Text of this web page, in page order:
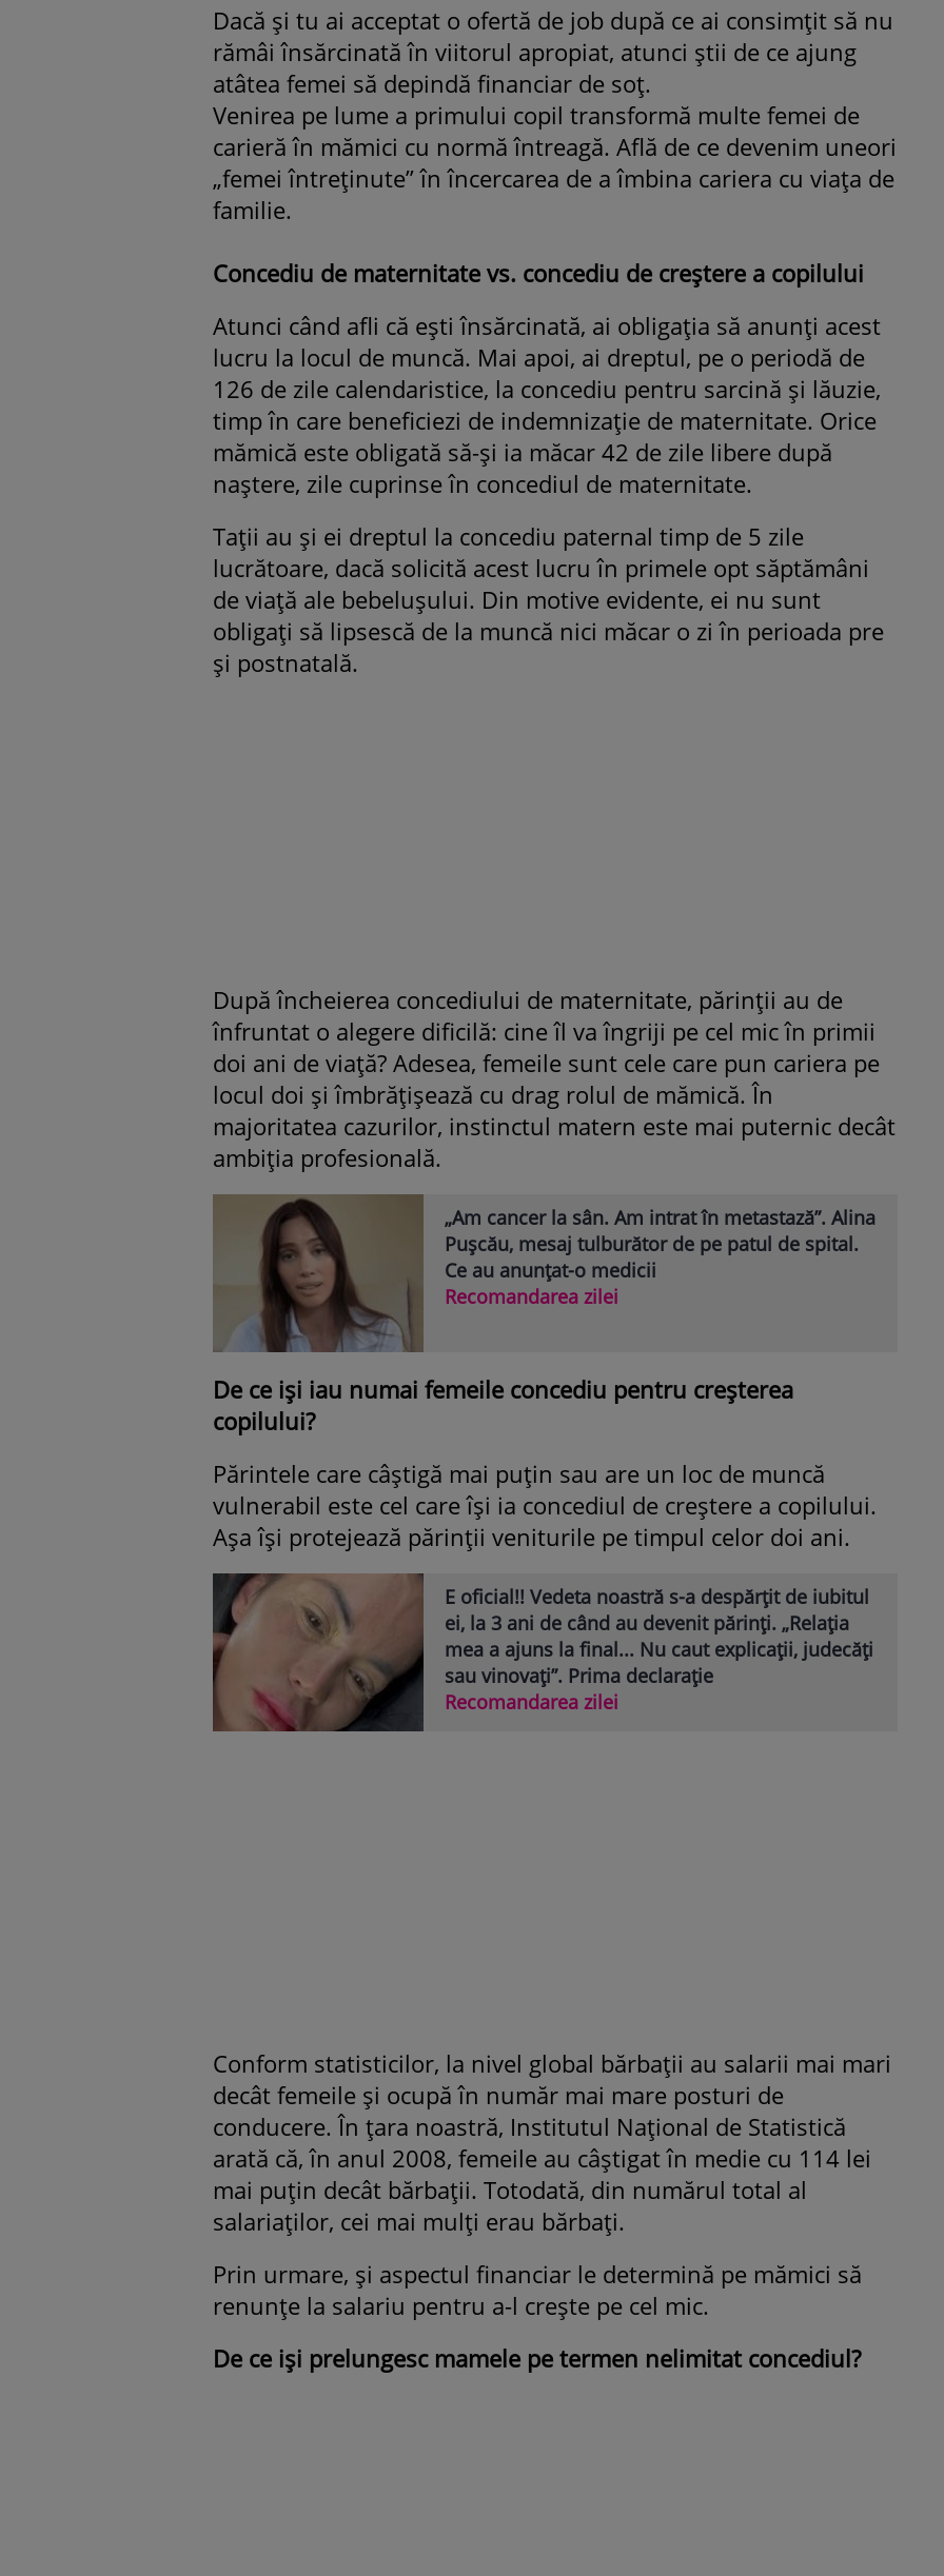
Dacă şi tu ai acceptat o ofertă de job după ce ai consimţit să nu
rămâi însărcinată în viitorul apropiat, atunci ştii de ce ajung
atâtea femei să depindă financiar de soţ.
Venirea pe lume a primului copil transformă multe femei de
carieră în mămici cu normă întreagă. Află de ce devenim uneori
„femei întreţinute” în încercarea de a îmbina cariera cu viaţa de
familie.
Concediu de maternitate vs. concediu de creştere a copilului
Atunci când afli că eşti însărcinată, ai obligaţia să anunţi acest
lucru la locul de muncă. Mai apoi, ai dreptul, pe o periodă de
126 de zile calendaristice, la concediu pentru sarcină şi lăuzie,
timp în care beneficiezi de indemnizaţie de maternitate. Orice
mămică este obligată să-şi ia măcar 42 de zile libere după
naştere, zile cuprinse în concediul de maternitate.
Taţii au şi ei dreptul la concediu paternal timp de 5 zile
lucrătoare, dacă solicită acest lucru în primele opt săptămâni
de viaţă ale bebeluşului. Din motive evidente, ei nu sunt
obligaţi să lipsescă de la muncă nici măcar o zi în perioada pre
şi postnatală.
După încheierea concediului de maternitate, părinţii au de
înfruntat o alegere dificilă: cine îl va îngriji pe cel mic în primii
doi ani de viaţă? Adesea, femeile sunt cele care pun cariera pe
locul doi şi îmbrăţişează cu drag rolul de mămică. În
majoritatea cazurilor, instinctul matern este mai puternic decât
ambiţia profesională.
„Am cancer la sân. Am intrat în metastază”. Alina
Pușcău, mesaj tulburător de pe patul de spital.
Ce au anunțat-o medicii
Recomandarea zilei
De ce işi iau numai femeile concediu pentru creşterea
copilului?
Părintele care câştigă mai puţin sau are un loc de muncă
vulnerabil este cel care îşi ia concediul de creştere a copilului.
Aşa îşi protejează părinţii veniturile pe timpul celor doi ani.
E oficial!! Vedeta noastră s-a despărțit de iubitul
ei, la 3 ani de când au devenit părinți. „Relația
mea a ajuns la final... Nu caut explicații, judecăți
sau vinovați”. Prima declarație
Recomandarea zilei
Conform statisticilor, la nivel global bărbaţii au salarii mai mari
decât femeile şi ocupă în număr mai mare posturi de
conducere. În ţara noastră, Institutul Naţional de Statistică
arată că, în anul 2008, femeile au câştigat în medie cu 114 lei
mai puţin decât bărbaţii. Totodată, din numărul total al
salariaţilor, cei mai mulţi erau bărbaţi.
Prin urmare, şi aspectul financiar le determină pe mămici să
renunţe la salariu pentru a-l creşte pe cel mic.
De ce işi prelungesc mamele pe termen nelimitat concediul?
ROMÂNEŞTI VEDETE
Fiica Iuliei Albu și a lui Mihai
mamă și i-a împrumutat
Valentino: „M-am simțit ca o
prințesă”